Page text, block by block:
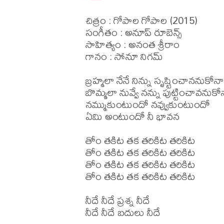
చిత్రం : గోపాల గోపాల (2015)
సంగీతం : అనూప్ రూబెన్స్
సాహిత్యం : అనంత శ్రీరాం
గానం : సోనూ నిగమ్
బ్రహ్మలా నేనే నిన్ను సృష్టించాననుకోనా
బొమ్మలా నువ్వే నన్ను
నమ్ముకుంటుందో నవ్వుకుంటుందో
ఏమి అంటుందో నీ భావన
తోం తకిట తక తరికిట తరికిట
తోం తకిట తక తరికిట తరికిట
తోం తకిట తక తరికిట తరికిట
తోం తకిట తక తరికిట తరికిట
నీదే నీదే ప్రశ్న నీదే
నీదే నీదే బదులు నీదే